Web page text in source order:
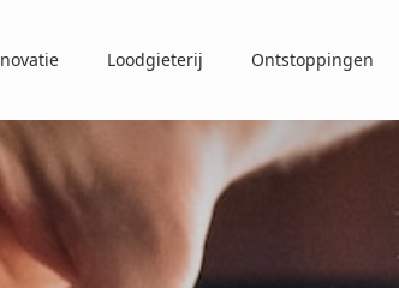
Loodgieterij Ontstoppingen